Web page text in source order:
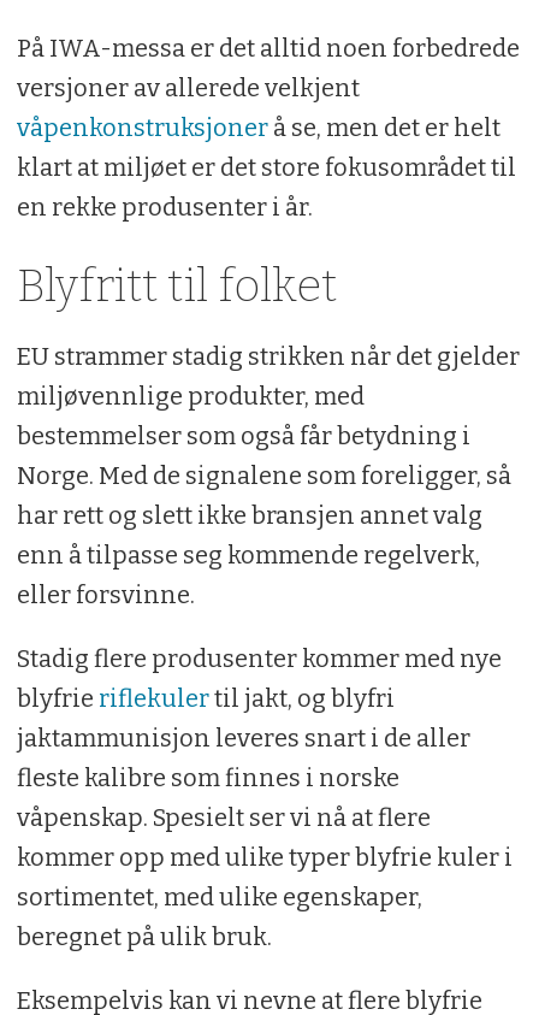
På IWA-messa er det alltid noen forbedrede
versjoner av allerede velkjent
våpenkonstruksjonerå se, men det er helt
klart at miljøet er det store fokusområdet til
en rekke produsenter i år.
Blyfritt til folket
EU strammer stadig strikken når det gjelder
miljøvennlige produkter, med
bestemmelser som også får betydning i
Norge. Med de signalene som foreligger, så
har rett og slett ikke bransjen annet valg
enn å tilpasse seg kommende regelverk,
eller forsvinne.
Stadig flere produsenter kommer med nye
blyfrie riflekulertil jakt, og blyfri
jaktammunisjon leveres snart i de aller
fleste kalibre som finnes i norske
våpenskap. Spesielt ser vi nå at flere
kommer opp med ulike typer blyfrie kuler i
sortimentet, med ulike egenskaper,
beregnet på ulik bruk.
Eksempelvis kan vi nevne at flere blyfrie